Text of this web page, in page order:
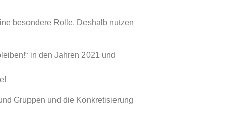
besondere Rolle. Deshalb nutzen
in den Jahren 2021 und
Gruppen und die Konkretisierung